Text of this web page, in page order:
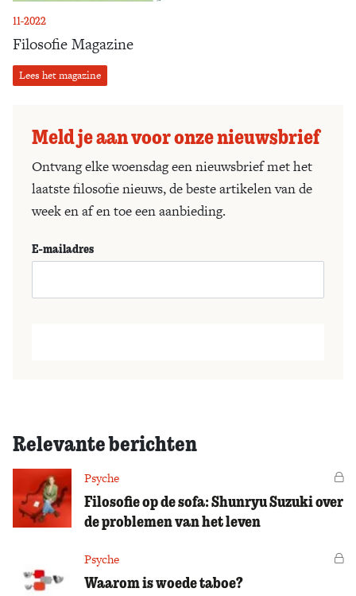
11-2022
Filosofie Magazine
Lees het magazine
Meld je aan voor onze nieuwsbrief
Ontvang elke woensdag een nieuwsbrief met het
laatste filosofie nieuws, de beste artikelen van de
week en af en toe een aanbieding.
E-mailadres
Relevante berichten
Psyche
Filosofie op de sofa: Shunryu Suzuki over
de problemen van het leven
Psyche
Waarom is woede taboe?